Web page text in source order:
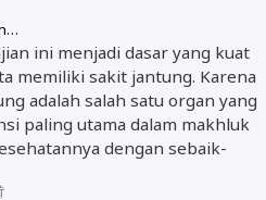
ini menjadi dasar yang kuat
memiliki sakit jantung. Karena
adalah salah satu organ yang
paling utama dalam makhluk
dengan sebaik-